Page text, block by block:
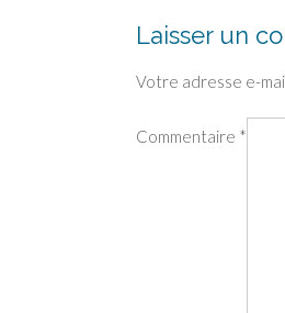
Laisser un
Votre adresse e-
Commentaire *